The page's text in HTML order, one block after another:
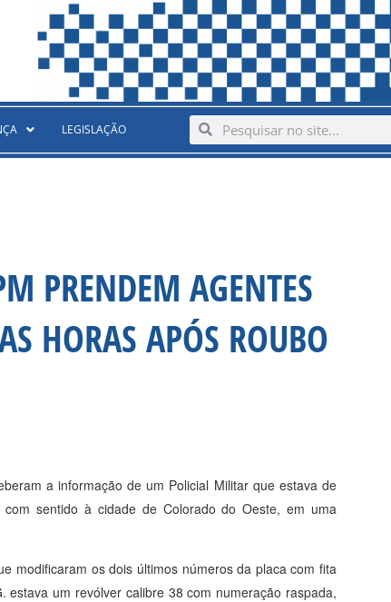
LEGISLAÇÃO SearchSearch
PRENDEM AGENTES
HORAS APÓS ROUBO
a informação de um Policial Militar que estava de
sentido à cidade de Colorado do Oeste, em uma
modificaram os dois últimos números da placa com fita
um revólver calibre 38 com numeração raspada,